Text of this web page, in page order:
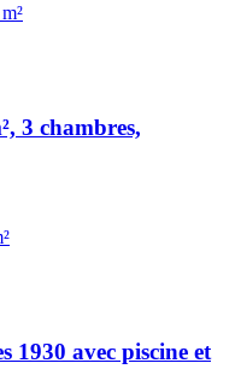
3 chambres,
1930 avec piscine et